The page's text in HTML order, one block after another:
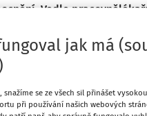
Vedle
tak mohou být tyto programy
zdraví zaměstnanců ze
a to v širším měřítku než
zdraví jsou na dobrovolné
zda k nim
jak má
snažíme se ze všech sil přinášet
při používání našich webových